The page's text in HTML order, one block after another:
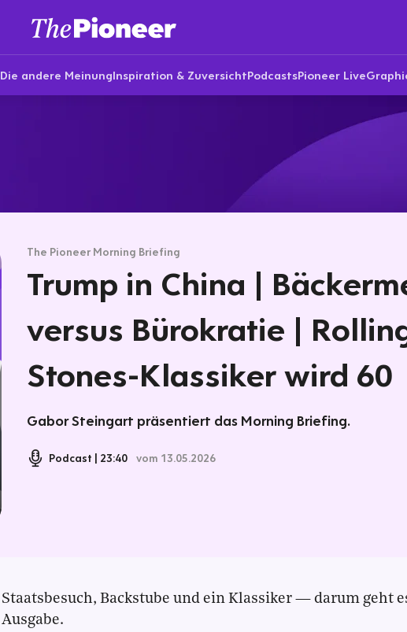
Die andere MeinungInspiration & ZuversichtPodcastsPioneer Live
The Pioneer Morning Briefing
Trump in China |
versus Bürokratie |
Stones-Klassiker wird 60
Gabor Steingart präsentiert das Morning Briefing.
Podcast 23:40 vom 13.05.2026
Staatsbesuch, Backstube und ein Klassiker — darum geht
Ausgabe.